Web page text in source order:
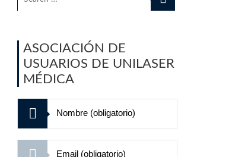
ASOCIACIÓN DE
USUARIOS DE UNILASER
MÉDICA